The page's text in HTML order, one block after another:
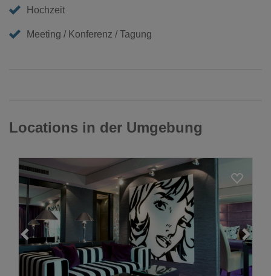
Hochzeit
Meeting / Konferenz / Tagung
Locations in der Umgebung
Loading...